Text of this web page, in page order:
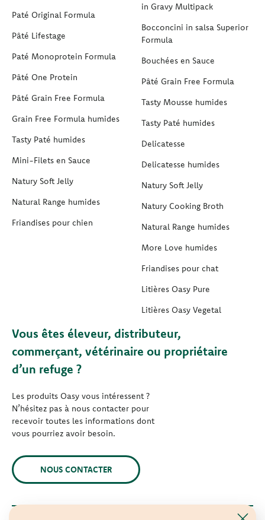
Paté Original Formula
Pâté Lifestage
Paté Monoprotein Formula
Pâté One Protein
Pâté Grain Free Formula
Grain Free Formula humides
Tasty Paté humides
Mini-Filets en Sauce
Natury Soft Jelly
Natural Range humides
Friandises pour chien
in Gravy Multipack
Bocconcini in salsa Superior
Formula
Bouchées en Sauce
Pâté Grain Free Formula
Tasty Mousse humides
Tasty Paté humides
Delicatesse
Delicatesse humides
Natury Soft Jelly
Natury Cooking Broth
Natural Range humides
More Love humides
Friandises pour chat
Litières Oasy Pure
Litières Oasy Vegetal
Vous êtes éleveur, distributeur,
commerçant, vétérinaire ou propriétaire
d’un refuge ?
Les produits Oasy vous intéressent ?
N’hésitez pas à nous contacter pour
recevoir toutes les informations dont
vous pourriez avoir besoin.
NOUS CONTACTER